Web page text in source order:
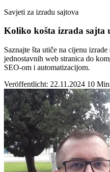
Savjeti za izradu sajtova
Koliko košta izrada sajta
Saznajte šta utiče na cijenu
jednostavnih web stranica do
SEO-om i automatizacijom.
Veröffentlicht: 22.11.2024 10